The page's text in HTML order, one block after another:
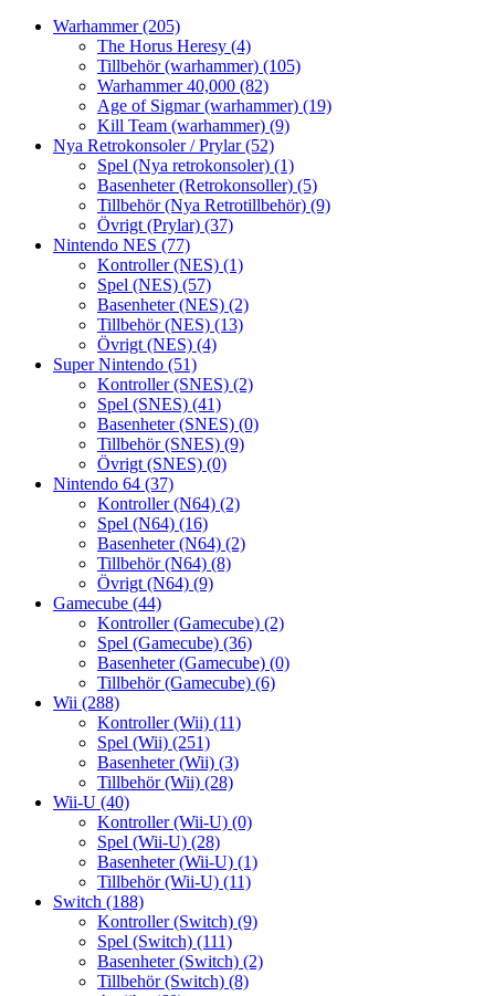
Warhammer(205)
The Horus Heresy (4)
Tillbehör (warhammer) (105)
Warhammer 40,000 (82)
Age of Sigmar (warhammer) (19)
Kill Team (warhammer) (9)
Nya Retrokonsoler / Prylar(52)
Spel (Nya retrokonsoler) (1)
Basenheter (Retrokonsoller) (5)
Tillbehör (Nya Retrotillbehör) (9)
Övrigt (Prylar) (37)
Nintendo NES (77)
Kontroller (NES) (1)
Spel (NES) (57)
Basenheter (NES) (2)
Tillbehör (NES) (13)
Övrigt (NES) (4)
Super Nintendo (51)
Kontroller (SNES) (2)
Spel (SNES) (41)
Basenheter (SNES) (0)
Tillbehör (SNES) (9)
Övrigt (SNES) (0)
Nintendo 64 (37)
Kontroller (N64) (2)
Spel (N64) (16)
Basenheter (N64) (2)
Tillbehör (N64) (8)
Övrigt (N64) (9)
Gamecube (44)
Kontroller (Gamecube) (2)
Spel (Gamecube) (36)
Basenheter (Gamecube) (0)
Tillbehör (Gamecube) (6)
Wii (288)
Kontroller (Wii) (11)
Spel (Wii) (251)
Basenheter (Wii) (3)
Tillbehör (Wii) (28)
Wii-U (40)
Kontroller (Wii-U) (0)
Spel (Wii-U) (28)
Basenheter (Wii-U) (1)
Tillbehör (Wii-U) (11)
Switch (188)
Kontroller (Switch) (9)
Spel (Switch) (111)
Basenheter (Switch) (2)
Tillbehör (Switch) (8)